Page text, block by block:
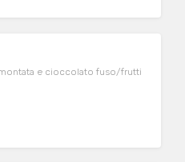
e cioccolato fuso/frutti